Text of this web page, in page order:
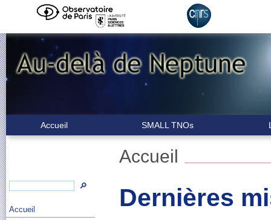
🔎
Accueil
Accueil SMALL TNOs
Accueil
Dernières